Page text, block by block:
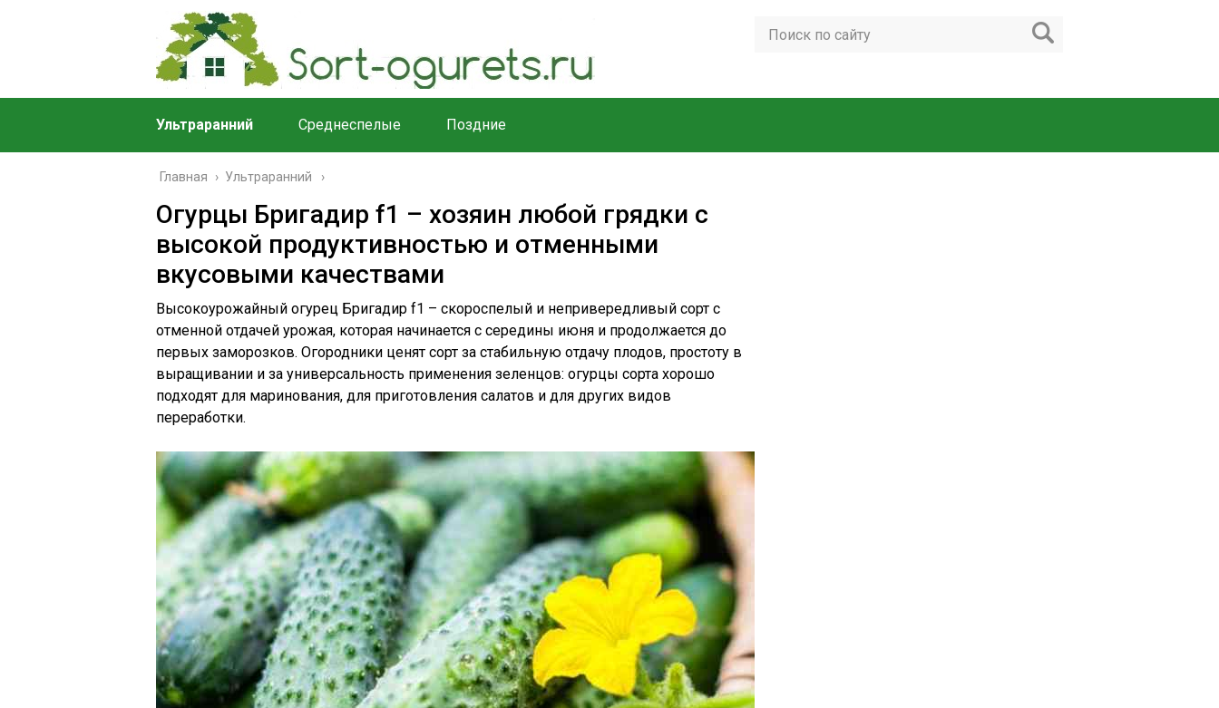
Ультраранний Среднеспелые Поздние
Главная › Ультраранний
Огурцы Бригадир f1 – хозяин любой грядки с
высокой продуктивностью и отменными
вкусовыми качествами
Высокоурожайный огурец Бригадир f1 – скороспелый и непривередливый сорт с
отменной отдачей урожая, которая начинается с середины июня и продолжается до
первых заморозков. Огородники ценят сорт за стабильную отдачу плодов, простоту в
выращивании и за универсальность применения зеленцов: огурцы сорта хорошо
подходят для маринования, для приготовления салатов и для других видов
переработки.